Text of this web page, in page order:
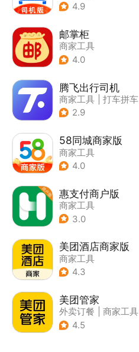
4.9
邮掌柜
商家工具
4.0
腾飞出行司机
商家工具
打车拼车
2.9
58同城商家版
商家工具
4.0
惠支付商户版
商家工具
3.0
美团酒店商家版
商家工具
4.3
美团管家
外卖订餐
商家工具
4.5